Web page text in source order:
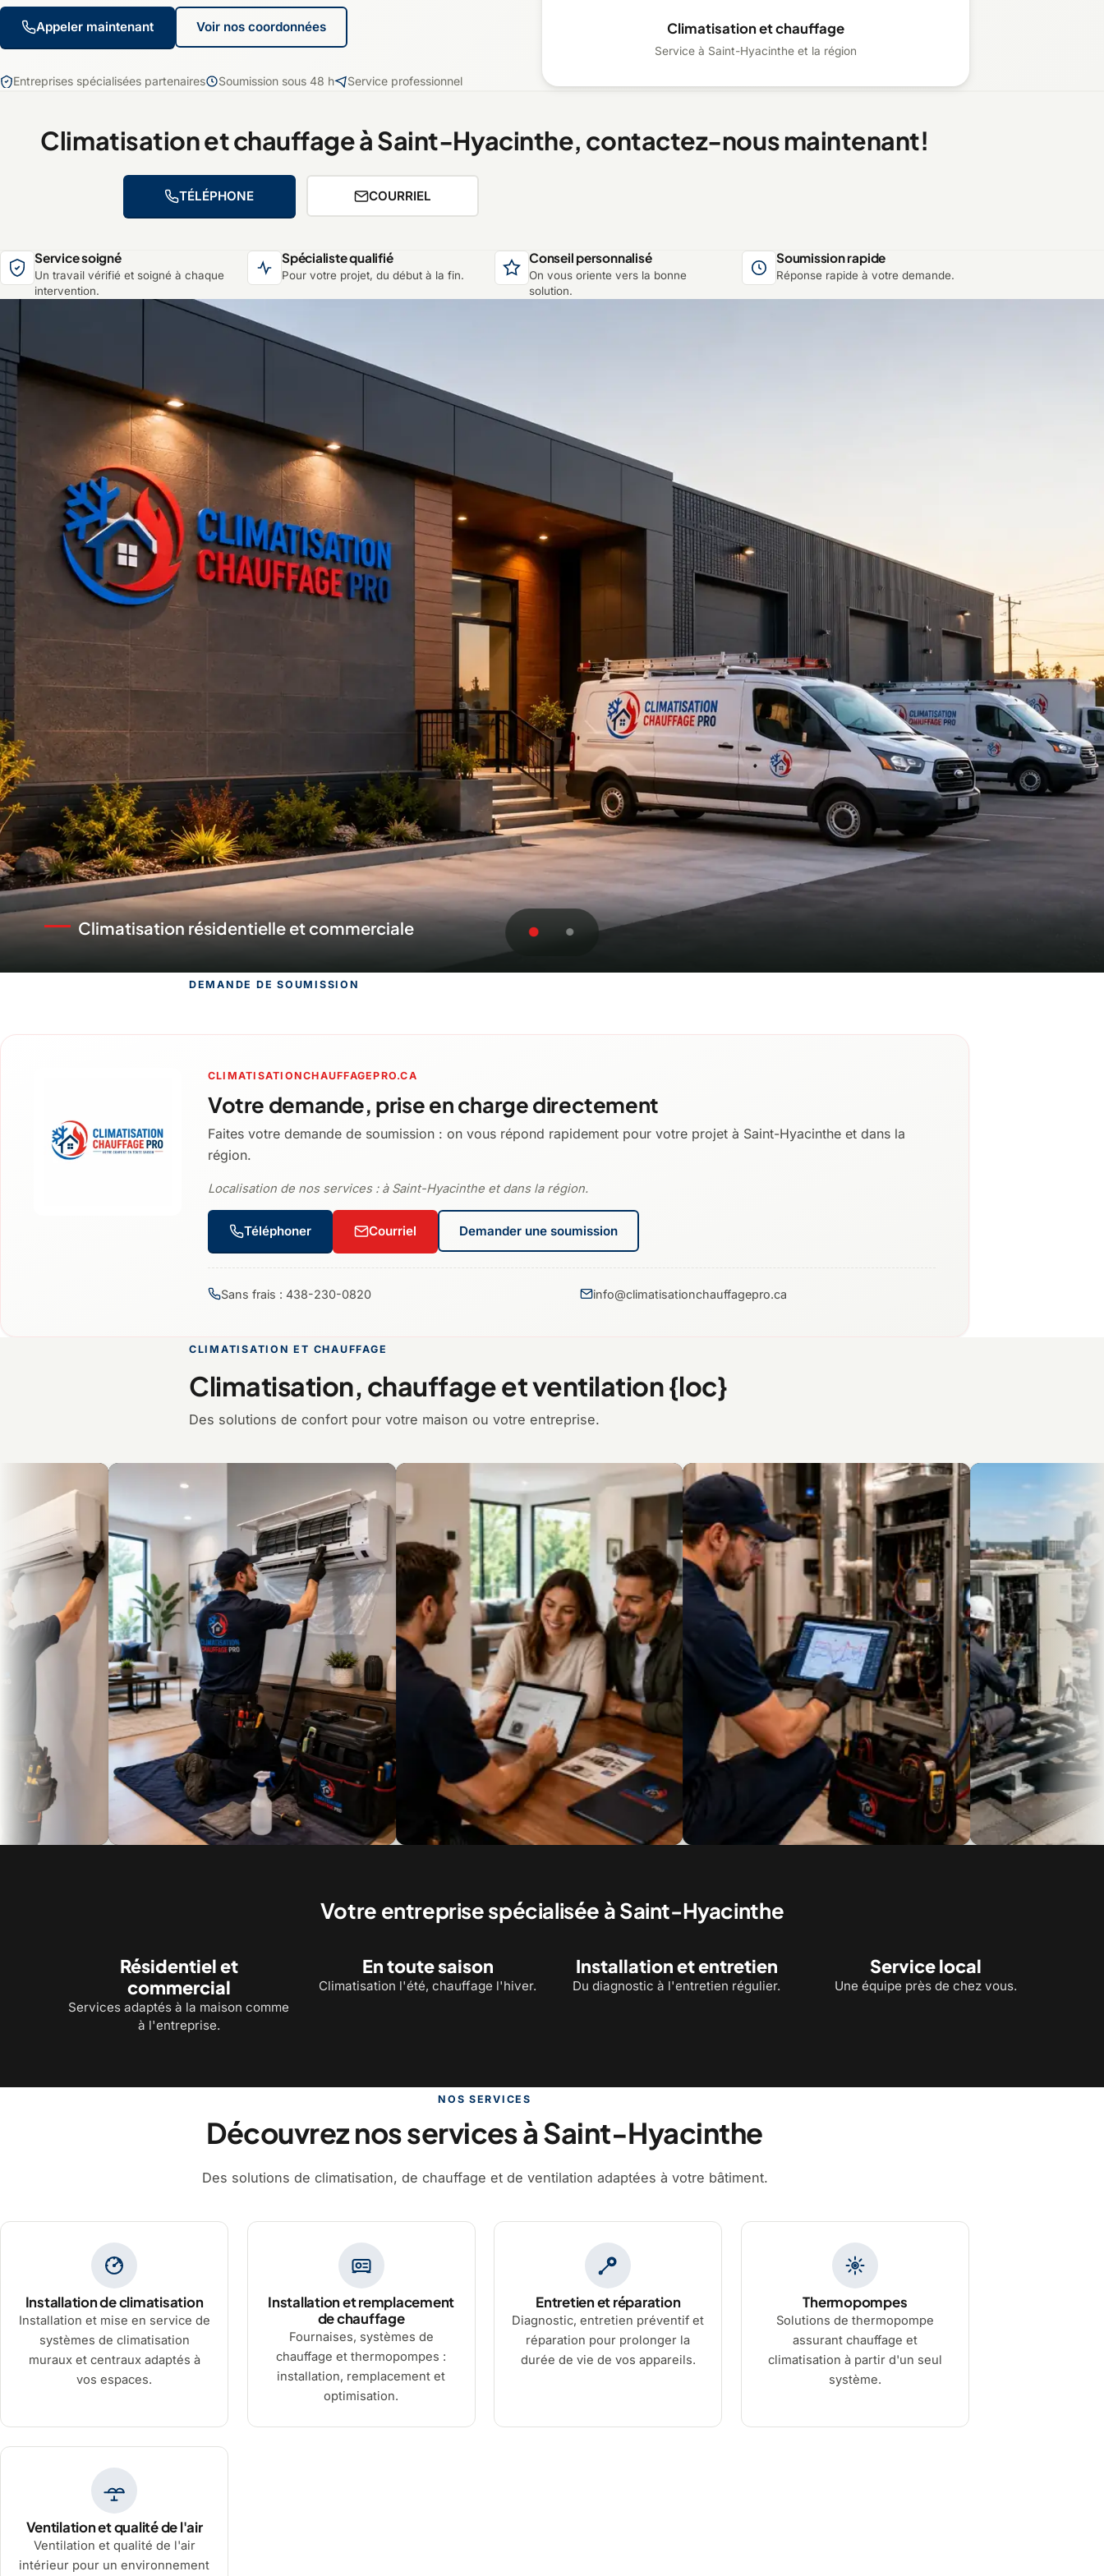
Appeler maintenant Voir nos coordonnées
Entreprises spécialisées partenaires Soumission sous 48 h Service professionnel
Climatisation et chauffage
Service à Saint-Hyacinthe et la région
Climatisation et chauffage à Saint-Hyacinthe, contactez-nous maintenant!
TÉLÉPHONE COURRIEL
Service soigné
Un travail vérifié et soigné à chaque
intervention.
Spécialiste qualifié
Pour votre projet, du début à la fin.
Conseil personnalisé
On vous oriente vers la bonne
solution.
Soumission rapide
Réponse rapide à votre demande.
Chauffage fiable pour l'hiver québécois
DEMANDE DE SOUMISSION
CLIMATISATIONCHAUFFAGEPRO.CA
Votre demande, prise en charge directement
Faites votre demande de soumission : on vous répond rapidement pour votre projet à Saint-Hyacinthe et dans la
région.
Localisation de nos services : à Saint-Hyacinthe et dans la région.
Téléphoner Courriel Demander une soumission
Sans frais : 438-230-0820 info@climatisationchauffagepro.ca
CLIMATISATION ET CHAUFFAGE
Climatisation, chauffage et ventilation {loc}
Des solutions de confort pour votre maison ou votre entreprise.
Votre entreprise spécialisée à Saint-Hyacinthe
Résidentiel et
commercial
Services adaptés à la maison comme
à l'entreprise.
En toute saison
Climatisation l'été, chauffage l'hiver.
Installation et entretien
Du diagnostic à l'entretien régulier.
Service local
Une équipe près de chez vous.
NOS SERVICES
Découvrez nos services à Saint-Hyacinthe
Des solutions de climatisation, de chauffage et de ventilation adaptées à votre bâtiment.
Installation de climatisation
Installation et mise en service de
systèmes de climatisation
muraux et centraux adaptés à
vos espaces.
Installation et remplacement
de chauffage
Fournaises, systèmes de
chauffage et thermopompes :
installation, remplacement et
optimisation.
Entretien et réparation
Diagnostic, entretien préventif et
réparation pour prolonger la
durée de vie de vos appareils.
Thermopompes
Solutions de thermopompe
assurant chauffage et
climatisation à partir d'un seul
système.
Ventilation et qualité de l'air
Ventilation et qualité de l'air
intérieur pour un environnement